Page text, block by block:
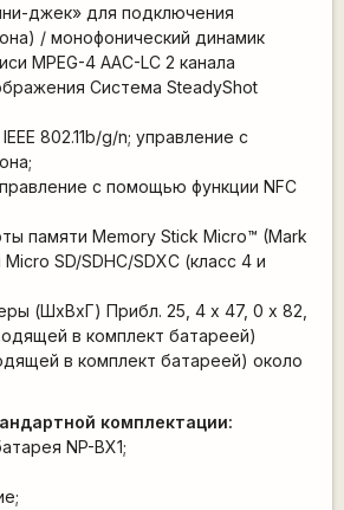
джек» для подключения
/ монофонический динамик
MPEG-4 AAC-LC 2 канала
Система SteadyShot
802.11b/g/n; управление с
с помощью функции NFC
памяти Memory Stick Micro™ (Mark
SD/SDHC/SDXC (класс 4 и
(ШхВхГ) Прибл. 25, 4 x 47, 0 x 82,
в комплект батареей)
в комплект батареей) около
комплектации:
NP-BX1;